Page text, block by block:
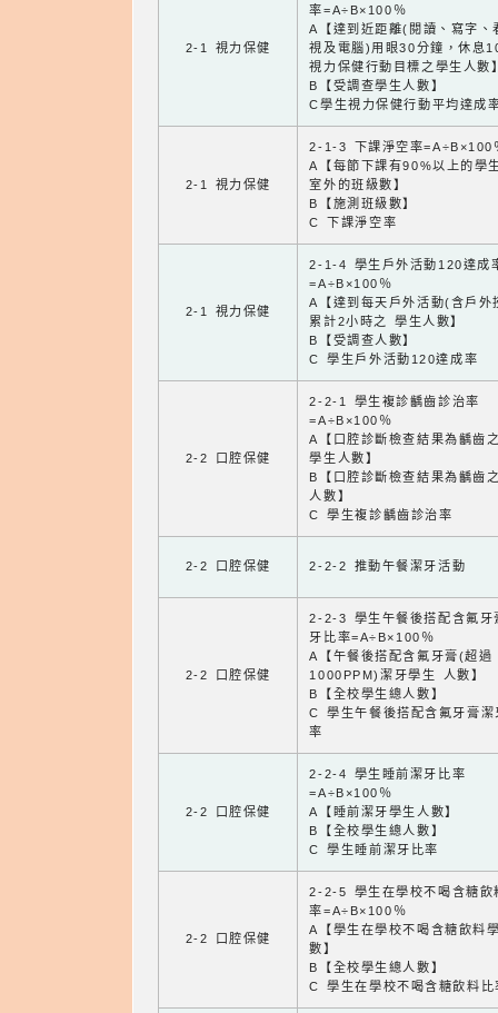
2-1 視力保健
率=A÷B×100％
A【達到近距離(閱讀、寫字、
視及電腦)用眼30分鐘，休息
視力保健行動目標之學生人數
B【受調查學生人數】
C學生視力保健行動平均達成
2-1 視力保健
2-1-3 下課淨空率=A÷B×100
A【每節下課有90%以上的學
室外的班級數】
B【施測班級數】
C 下課淨空率
2-1 視力保健
2-1-4 學生戶外活動120達成
=A÷B×100％
A【達到每天戶外活動(含戶外
累計2小時之 學生人數】
B【受調查人數】
C 學生戶外活動120達成率
2-2 口腔保健
2-2-1 學生複診齲齒診治率
=A÷B×100％
A【口腔診斷檢查結果為齲齒
學生人數】
B【口腔診斷檢查結果為齲齒
人數】
C 學生複診齲齒診治率
2-2 口腔保健 2-2-2 推動午餐潔牙活動
2-2 口腔保健
2-2-3 學生午餐後搭配含氟牙
牙比率=A÷B×100％
A【午餐後搭配含氟牙膏(超過
1000PPM)潔牙學生 人數】
B【全校學生總人數】
C 學生午餐後搭配含氟牙膏潔
率
2-2 口腔保健
2-2-4 學生睡前潔牙比率
=A÷B×100％
A【睡前潔牙學生人數】
B【全校學生總人數】
C 學生睡前潔牙比率
2-2 口腔保健
2-2-5 學生在學校不喝含糖飲
率=A÷B×100％
A【學生在學校不喝含糖飲料
數】
B【全校學生總人數】
C 學生在學校不喝含糖飲料比